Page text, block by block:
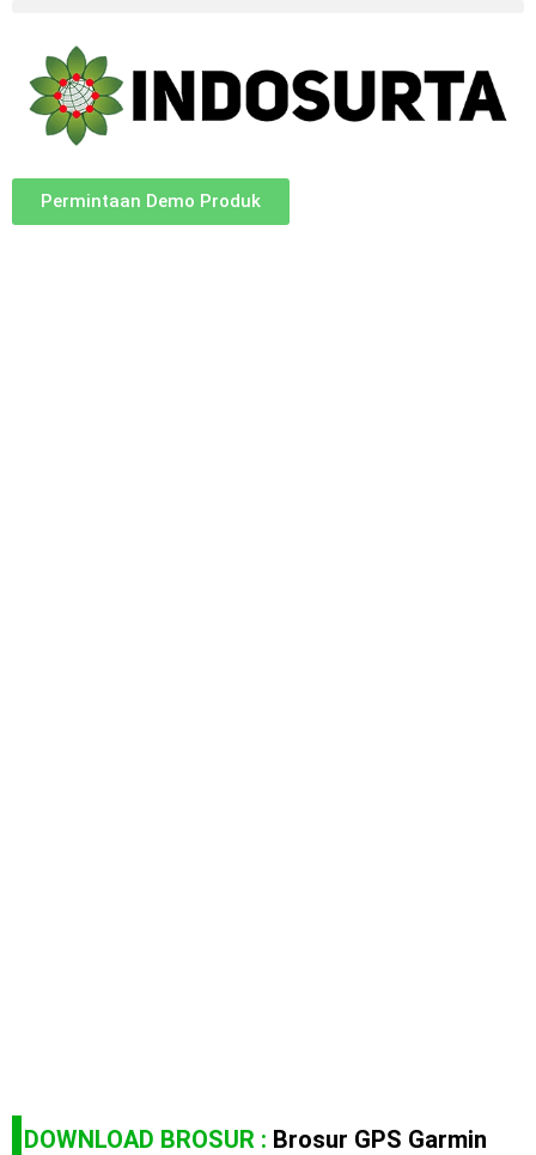
Permintaan Demo Produk
DOWNLOAD BROSUR : Brosur GPS Garmin